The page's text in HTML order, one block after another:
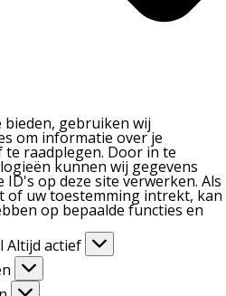
gebruiken wij
om informatie over je
raadplegen. Door in te
kunnen wij gegevens
op deze site verwerken. Als
of uw toestemming intrekt, kan
op bepaalde functies en
Altijd actief